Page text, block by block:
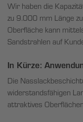
Wir haben die
zu 9.000 mm Länge
Oberfläche kann
Sandstrahlen auf
In Kürze:
Die
widerstandsfähigen
attraktives